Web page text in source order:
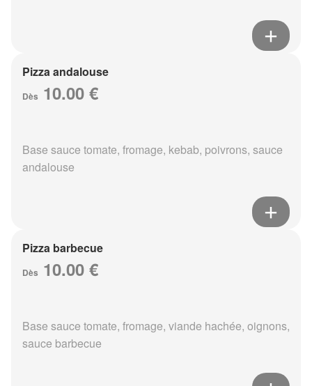
Pizza andalouse
Dès 10.00 €
Base sauce tomate, fromage, kebab, poivrons, sauce
andalouse
Pizza barbecue
Dès 10.00 €
Base sauce tomate, fromage, viande hachée, oignons,
sauce barbecue